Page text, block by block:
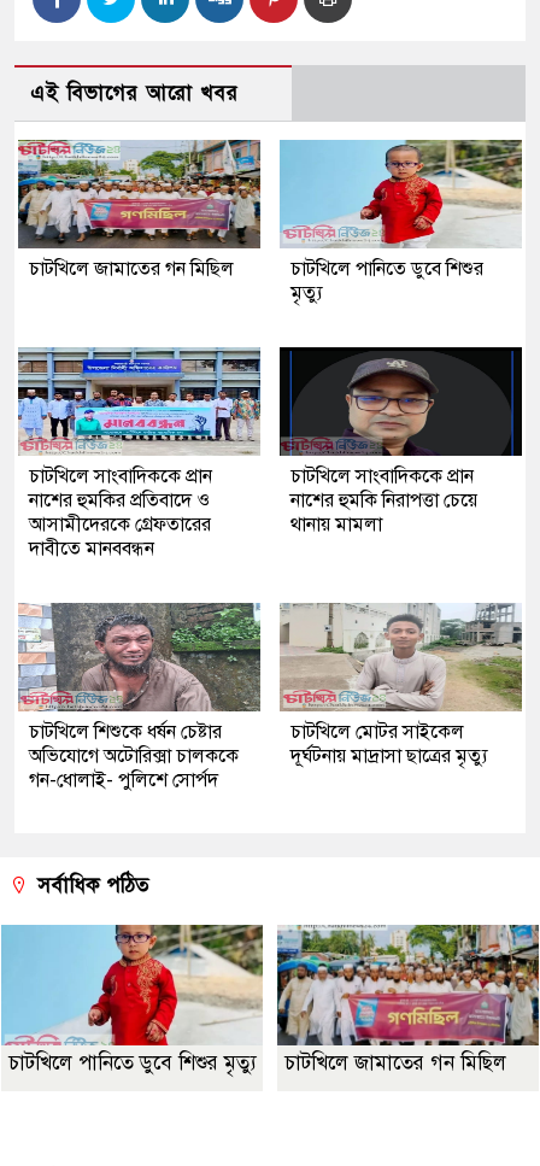
এই বিভাগের আরো খবর
চাটখিলে জামাতের গন মিছিল
চাটখিলে পানিতে ডুবে শিশুর
মৃত্যু
চাটখিলে সাংবাদিককে প্রান
নাশের হুমকির প্রতিবাদে ও
আসামীদেরকে গ্রেফতারের
দাবীতে মানববন্ধন
চাটখিলে সাংবাদিককে প্রান
নাশের হুমকি নিরাপত্তা চেয়ে
থানায় মামলা
চাটখিলে শিশুকে ধর্ষন চেষ্টার
অভিযোগে অটোরিক্সা চালককে
গন-ধোলাই- পুলিশে সোর্পদ
চাটখিলে মোটর সাইকেল
দূর্ঘটনায় মাদ্রাসা ছাত্রের মৃত্যু
সর্বাধিক পঠিত
চাটখিলে পানিতে ডুবে শিশুর মৃত্যু চাটখিলে জামাতের গন মিছিল